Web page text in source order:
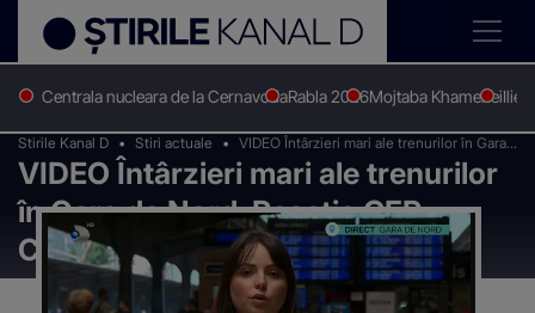
Centrala nucleara de la CernavodaRabla 2026Mojtaba KhameneiIlie
Stirile Kanal D Stiri actuale
VIDEO Întârzieri mari ale trenurilor în Gara
de Nord. Reacția CFR Călători
VIDEO Întârzieri mari ale trenurilor
în Gara de Nord. Reacția CFR
Călători